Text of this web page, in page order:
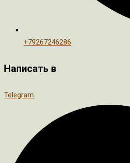
+79267246286
Написать в
Telegram